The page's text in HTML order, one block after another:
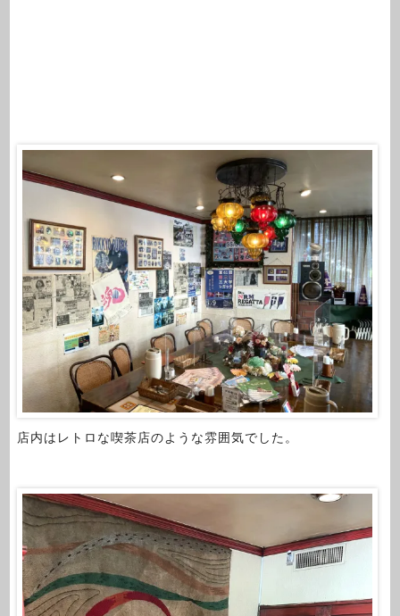
店内はレトロな喫茶店のような雰囲気でした。